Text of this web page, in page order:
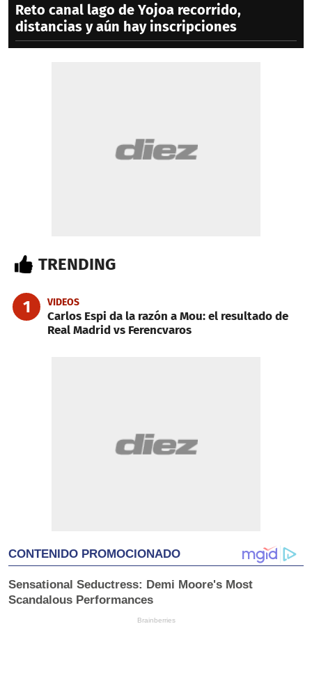
Reto canal lago de Yojoa recorrido,
distancias y aún hay inscripciones
TRENDING
1 VIDEOS
Carlos Espi da la razón a Mou: el resultado de
Real Madrid vs Ferencvaros